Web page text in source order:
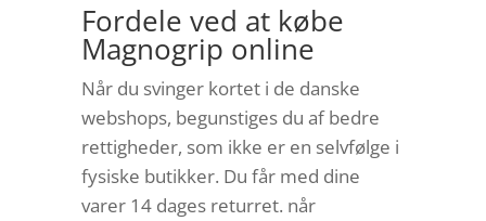
Fordele ved at købe
Magnogrip online
Når du svinger kortet i de danske
webshops, begunstiges du af bedre
rettigheder, som ikke er en selvfølge i
fysiske butikker. Du får med dine
varer 14 dages returret. når